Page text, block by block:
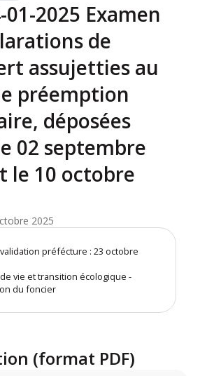
01-2025 Examen
de
assujetties au
préemption
déposées
02 septembre
le 10 octobre
2025
préfécture : 23 octobre
vie et transition écologique -
du foncier
(format PDF)